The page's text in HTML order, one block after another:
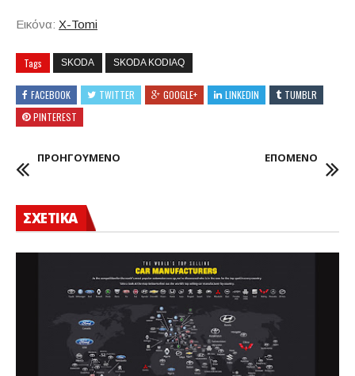
Εικόνα: X-Tomi
Tags SKODA SKODA KODIAQ
FACEBOOK TWITTER GOOGLE+ LINKEDIN
TUMBLR
PINTEREST
ΠΡΟΗΓΟΥΜΕΝΟ ΕΠΟΜΕΝΟ
ΣΧΕΤΙΚΑ